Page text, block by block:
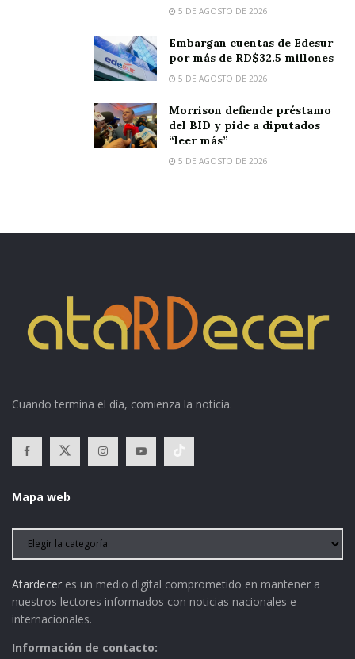
5 DE AGOSTO DE 2026
Embargan cuentas de Edesur
por más de RD$32.5 millones
5 DE AGOSTO DE 2026
Morrison defiende préstamo
del BID y pide a diputados
“leer más”
5 DE AGOSTO DE 2026
Cuando termina el día, comienza la noticia.
Mapa web
Atardecer es un medio digital comprometido en mantener a
nuestros lectores informados con noticias nacionales e
internacionales.
Información de contacto: